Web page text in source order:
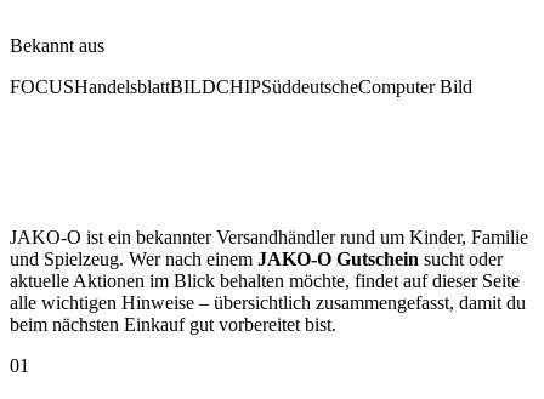
Bekannt aus
FOCUSHandelsblattBILDCHIPSüddeutscheComputer Bild
JAKO-O ist ein bekannter Versandhändler rund um Kinder, Familie
und Spielzeug. Wer nach einem JAKO-O Gutschein sucht oder
aktuelle Aktionen im Blick behalten möchte, findet auf dieser Seite
alle wichtigen Hinweise – übersichtlich zusammengefasst, damit du
beim nächsten Einkauf gut vorbereitet bist.
01